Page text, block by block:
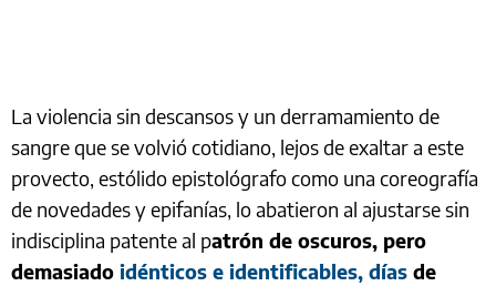
La violencia sin descansos y un derramamiento de
sangre que se volvió cotidiano, lejos de exaltar a este
provecto, estólido epistológrafo como una coreografía
de novedades y epifanías, lo abatieron al ajustarse sin
indisciplina patente al patrón de oscuros, pero
demasiado idénticos e identificables, días de